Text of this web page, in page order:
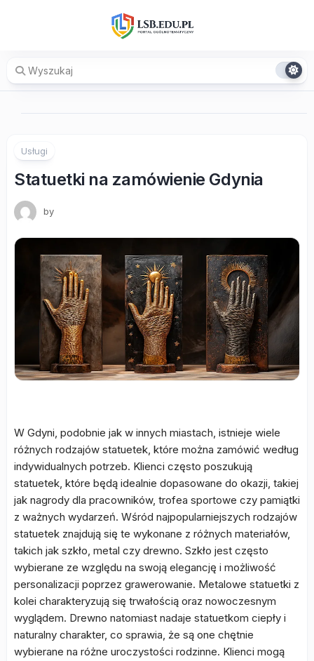
Usługi
Statuetki na zamówienie Gdynia
by
W Gdyni, podobnie jak w innych miastach, istnieje wiele
różnych rodzajów statuetek, które można zamówić według
indywidualnych potrzeb. Klienci często poszukują
statuetek, które będą idealnie dopasowane do okazji, takiej
jak nagrody dla pracowników, trofea sportowe czy pamiątki
z ważnych wydarzeń. Wśród najpopularniejszych rodzajów
statuetek znajdują się te wykonane z różnych materiałów,
takich jak szkło, metal czy drewno. Szkło jest często
wybierane ze względu na swoją elegancję i możliwość
personalizacji poprzez grawerowanie. Metalowe statuetki z
kolei charakteryzują się trwałością oraz nowoczesnym
wyglądem. Drewno natomiast nadaje statuetkom ciepły i
naturalny charakter, co sprawia, że są one chętnie
wybierane na różne uroczystości rodzinne. Klienci mogą